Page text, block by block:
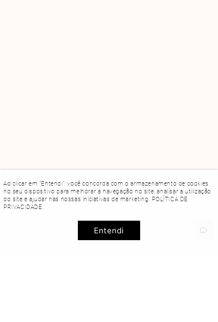
Ao clicar em "Entendi", você concorda com o armazenamento de cookies
no seu dispositivo para melhorar a navegação no site, analisar a utilização
do site e ajudar nas nossas iniciativas de marketing. POLÍTICA DE
PRIVACIDADE.
Entendi